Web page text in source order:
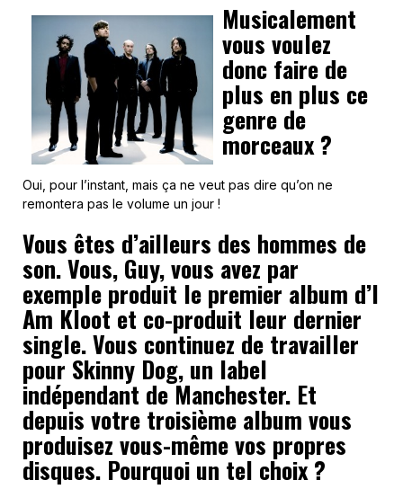
Musicalement
vous voulez
donc faire de
plus en plus ce
genre de
morceaux ?
Oui, pour l’instant, mais ça ne veut pas dire qu’on ne
remontera pas le volume un jour !
Vous êtes d’ailleurs des hommes de
son. Vous, Guy, vous avez par
exemple produit le premier album d’I
Am Kloot et co-produit leur dernier
single. Vous continuez de travailler
pour Skinny Dog, un label
indépendant de Manchester. Et
depuis votre troisième album vous
produisez vous-même vos propres
disques. Pourquoi un tel choix ?